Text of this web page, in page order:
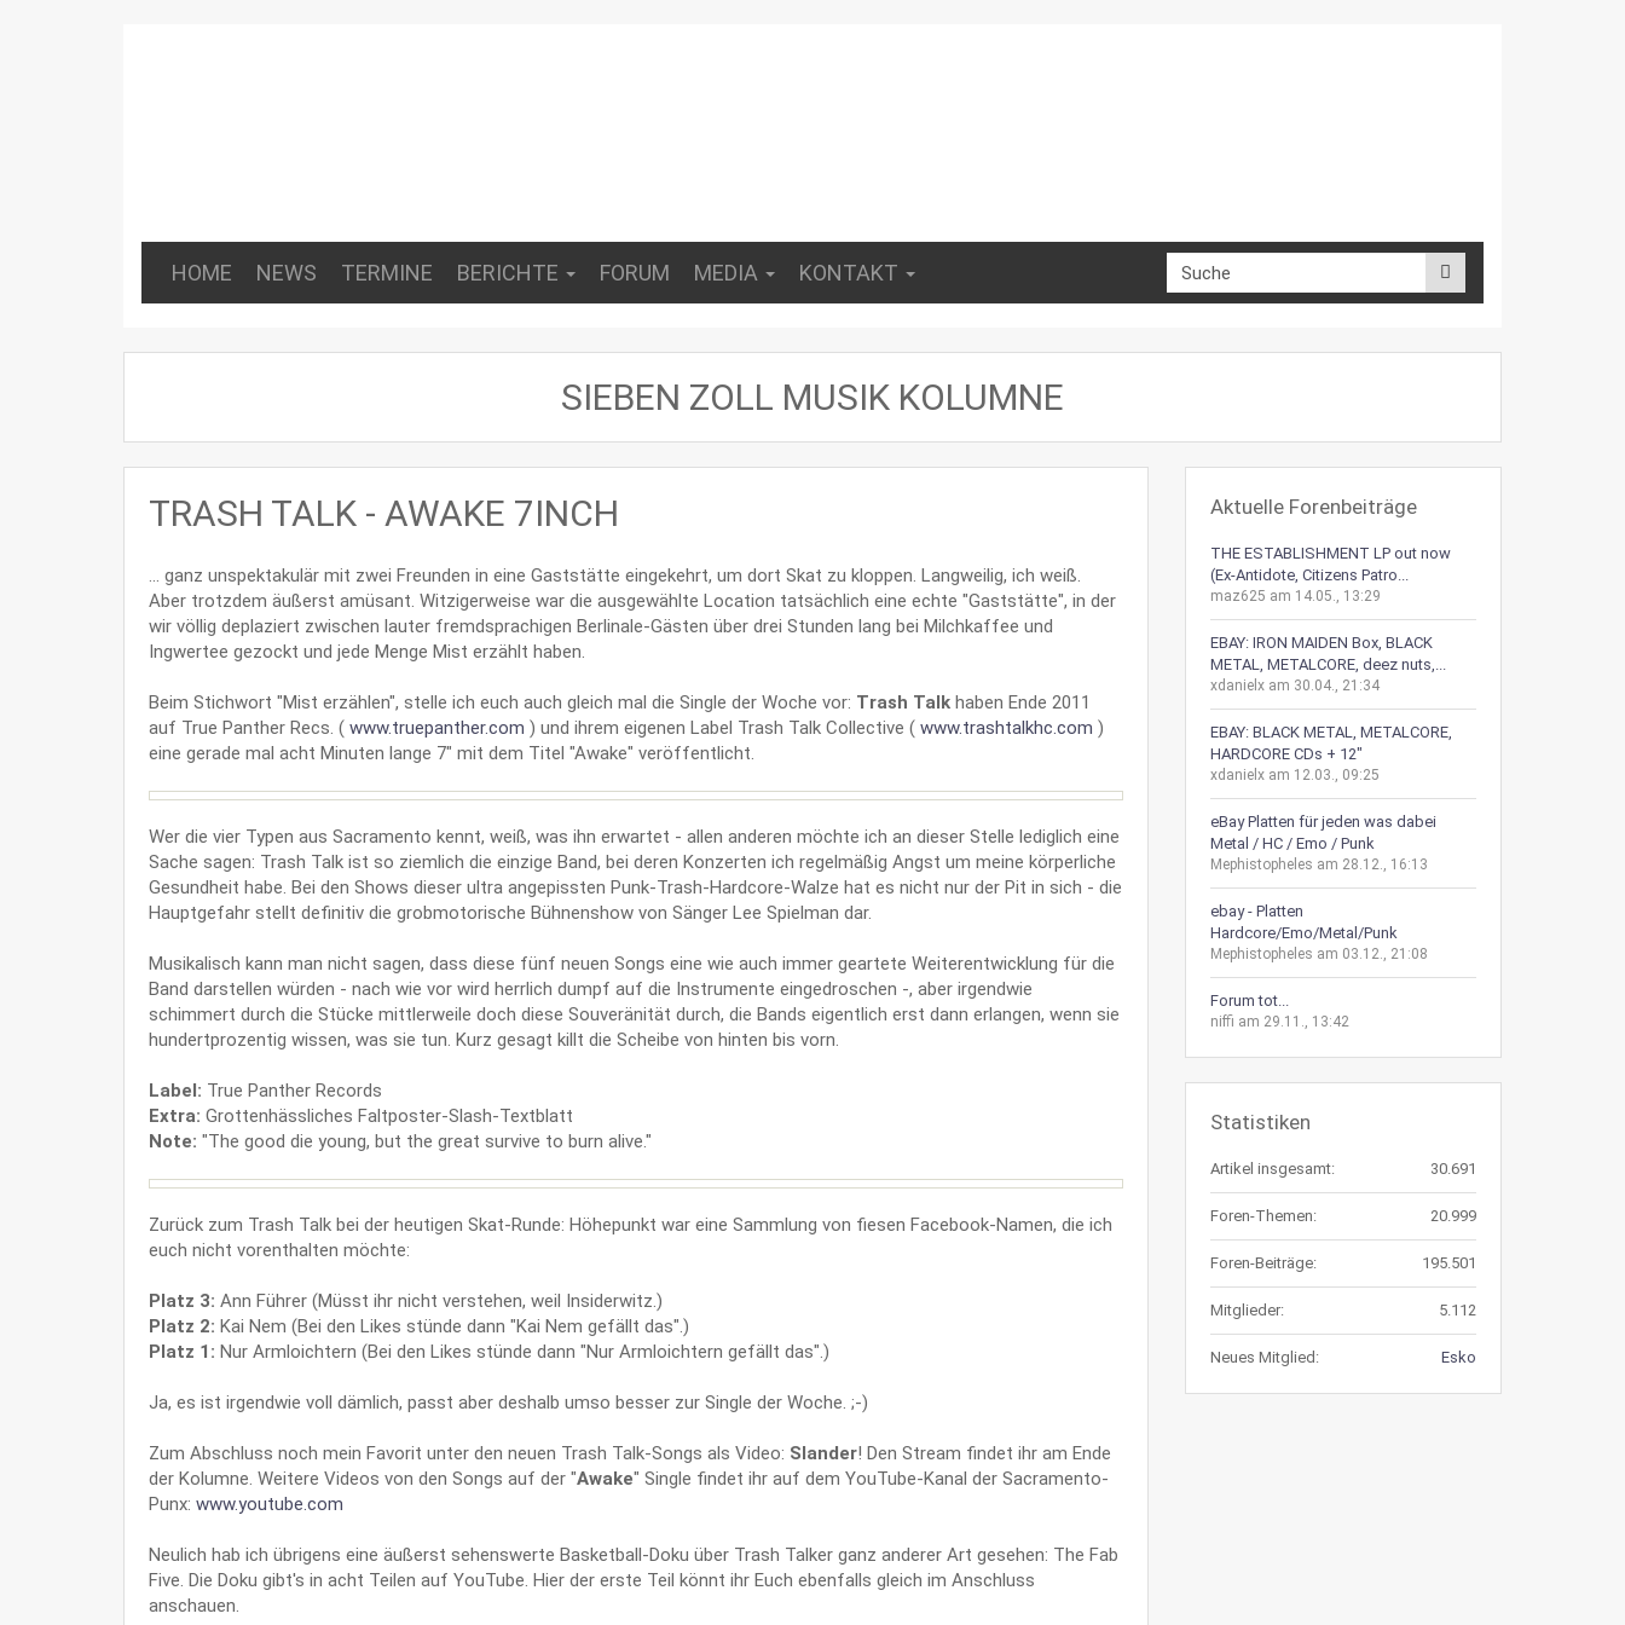
HOME NEWS TERMINE BERICHTE FORUM MEDIA KONTAKT
SIEBEN ZOLL MUSIK KOLUMNE
TRASH TALK - AWAKE 7INCH
... ganz unspektakulär mit zwei Freunden in eine Gaststätte eingekehrt, um dort Skat zu kloppen. Langweilig, ich weiß.
Aber trotzdem äußerst amüsant. Witzigerweise war die ausgewählte Location tatsächlich eine echte "Gaststätte", in der
wir völlig deplaziert zwischen lauter fremdsprachigen Berlinale-Gästen über drei Stunden lang bei Milchkaffee und
Ingwertee gezockt und jede Menge Mist erzählt haben.
Beim Stichwort "Mist erzählen", stelle ich euch auch gleich mal die Single der Woche vor: Trash Talk haben Ende 2011
auf True Panther Recs. ( www.truepanther.com ) und ihrem eigenen Label Trash Talk Collective ( www.trashtalkhc.com )
eine gerade mal acht Minuten lange 7" mit dem Titel "Awake" veröffentlicht.
Wer die vier Typen aus Sacramento kennt, weiß, was ihn erwartet - allen anderen möchte ich an dieser Stelle lediglich eine
Sache sagen: Trash Talk ist so ziemlich die einzige Band, bei deren Konzerten ich regelmäßig Angst um meine körperliche
Gesundheit habe. Bei den Shows dieser ultra angepissten Punk-Trash-Hardcore-Walze hat es nicht nur der Pit in sich - die
Hauptgefahr stellt definitiv die grobmotorische Bühnenshow von Sänger Lee Spielman dar.
Musikalisch kann man nicht sagen, dass diese fünf neuen Songs eine wie auch immer geartete Weiterentwicklung für die
Band darstellen würden - nach wie vor wird herrlich dumpf auf die Instrumente eingedroschen -, aber irgendwie
schimmert durch die Stücke mittlerweile doch diese Souveränität durch, die Bands eigentlich erst dann erlangen, wenn sie
hundertprozentig wissen, was sie tun. Kurz gesagt killt die Scheibe von hinten bis vorn.
Label: True Panther Records
Extra: Grottenhässliches Faltposter-Slash-Textblatt
Note: "The good die young, but the great survive to burn alive."
Zurück zum Trash Talk bei der heutigen Skat-Runde: Höhepunkt war eine Sammlung von fiesen Facebook-Namen, die ich
euch nicht vorenthalten möchte:
Platz 3: Ann Führer (Müsst ihr nicht verstehen, weil Insiderwitz.)
Platz 2: Kai Nem (Bei den Likes stünde dann "Kai Nem gefällt das".)
Platz 1: Nur Armloichtern (Bei den Likes stünde dann "Nur Armloichtern gefällt das".)
Ja, es ist irgendwie voll dämlich, passt aber deshalb umso besser zur Single der Woche. ;-)
Zum Abschluss noch mein Favorit unter den neuen Trash Talk-Songs als Video: Slander! Den Stream findet ihr am Ende
der Kolumne. Weitere Videos von den Songs auf der "Awake" Single findet ihr auf dem YouTube-Kanal der Sacramento-
Punx: www.youtube.com
Neulich hab ich übrigens eine äußerst sehenswerte Basketball-Doku über Trash Talker ganz anderer Art gesehen: The Fab
Five. Die Doku gibt's in acht Teilen auf YouTube. Hier der erste Teil könnt ihr Euch ebenfalls gleich im Anschluss
anschauen.
Aktuelle Forenbeiträge
THE ESTABLISHMENT LP out now
(Ex-Antidote, Citizens Patro...
maz625 am 14.05., 13:29
EBAY: IRON MAIDEN Box, BLACK
METAL, METALCORE, deez nuts,...
xdanielx am 30.04., 21:34
EBAY: BLACK METAL, METALCORE,
HARDCORE CDs + 12"
xdanielx am 12.03., 09:25
eBay Platten für jeden was dabei
Metal / HC / Emo / Punk
Mephistopheles am 28.12., 16:13
ebay - Platten
Hardcore/Emo/Metal/Punk
Mephistopheles am 03.12., 21:08
Forum tot...
niffi am 29.11., 13:42
Statistiken
Artikel insgesamt: 30.691
Foren-Themen: 20.999
Foren-Beiträge: 195.501
Mitglieder: 5.112
Neues Mitglied: Esko